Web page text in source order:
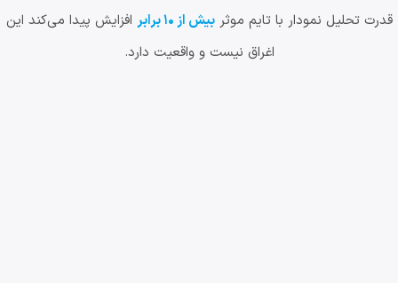
قدرت تحلیل نمودار با تایم موثربیش از ۱۰ برابر
افزایش پیدا می‌کند این
اغراق نیست و واقعیت دارد.